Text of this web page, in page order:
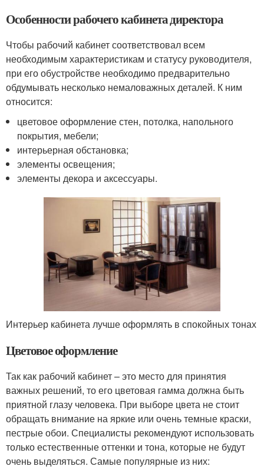
Особенности рабочего кабинета директора
Чтобы рабочий кабинет соответствовал всем
необходимым характеристикам и статусу руководителя,
при его обустройстве необходимо предварительно
обдумывать несколько немаловажных деталей. К ним
относится:
цветовое оформление стен, потолка, напольного
покрытия, мебели;
интерьерная обстановка;
элементы освещения;
элементы декора и аксессуары.
Интерьер кабинета лучше оформлять в спокойных тонах
Цветовое оформление
Так как рабочий кабинет – это место для принятия
важных решений, то его цветовая гамма должна быть
приятной глазу человека. При выборе цвета не стоит
обращать внимание на яркие или очень темные краски,
пестрые обои. Специалисты рекомендуют использовать
только естественные оттенки и тона, которые не будут
очень выделяться. Самые популярные из них: